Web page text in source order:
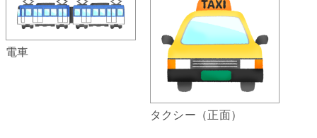
電車
タクシー（正面）